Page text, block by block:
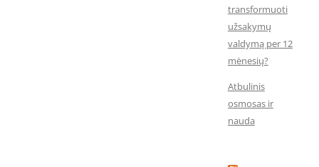
transformuoti
užsakymų
valdymą per 12
mėnesių?
Atbulinis
osmosas ir
nauda